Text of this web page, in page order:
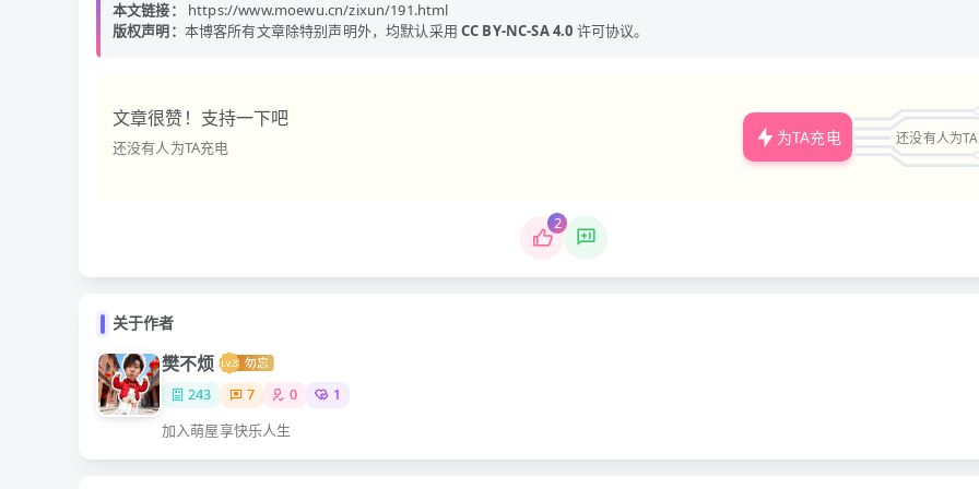
本文链接：
https://www.moewu.cn/zixun/191.html
版权声明： 本博客所有文章除特别声明外，均默认采用 CC BY-NC-SA 4.0 许可协议。
文章很赞！支持一下吧
还没有人为TA充电
为TA充电 还没有人为
2
关于作者
樊不烦
243 7 0 1
加入萌屋享快乐人生